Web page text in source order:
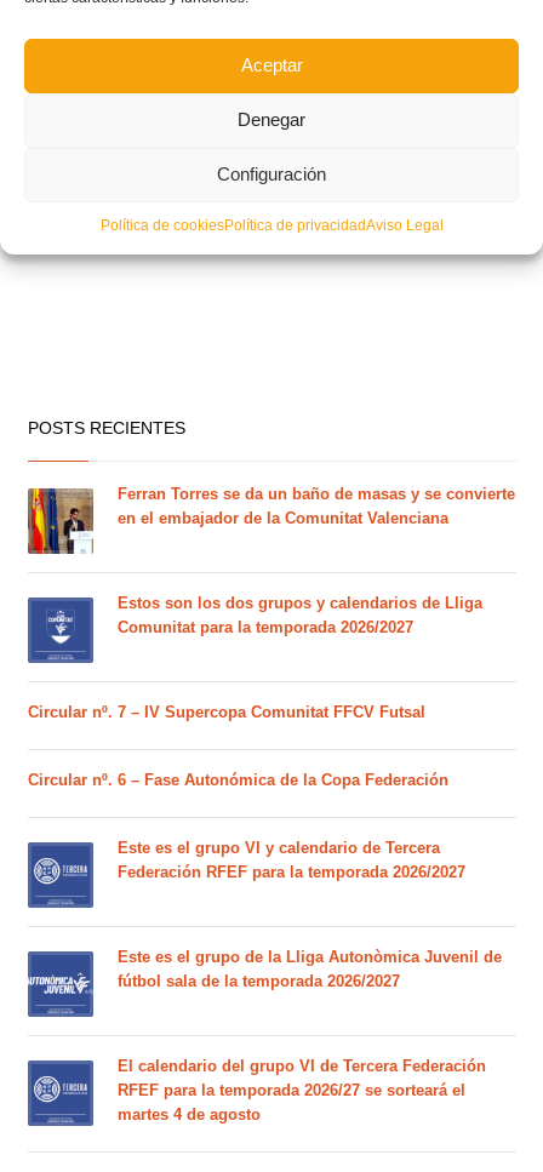
Aceptar
Denegar
Configuración
Política de cookiesPolítica de privacidadAviso Legal
POSTS RECIENTES
Ferran Torres se da un baño de masas y se convierte
en el embajador de la Comunitat Valenciana
Estos son los dos grupos y calendarios de Lliga
Comunitat para la temporada 2026/2027
Circular nº. 7 – IV Supercopa Comunitat FFCV Futsal
Circular nº. 6 – Fase Autonómica de la Copa Federación
Este es el grupo VI y calendario de Tercera
Federación RFEF para la temporada 2026/2027
Este es el grupo de la Lliga Autonòmica Juvenil de
fútbol sala de la temporada 2026/2027
El calendario del grupo VI de Tercera Federación
RFEF para la temporada 2026/27 se sorteará el
martes 4 de agosto